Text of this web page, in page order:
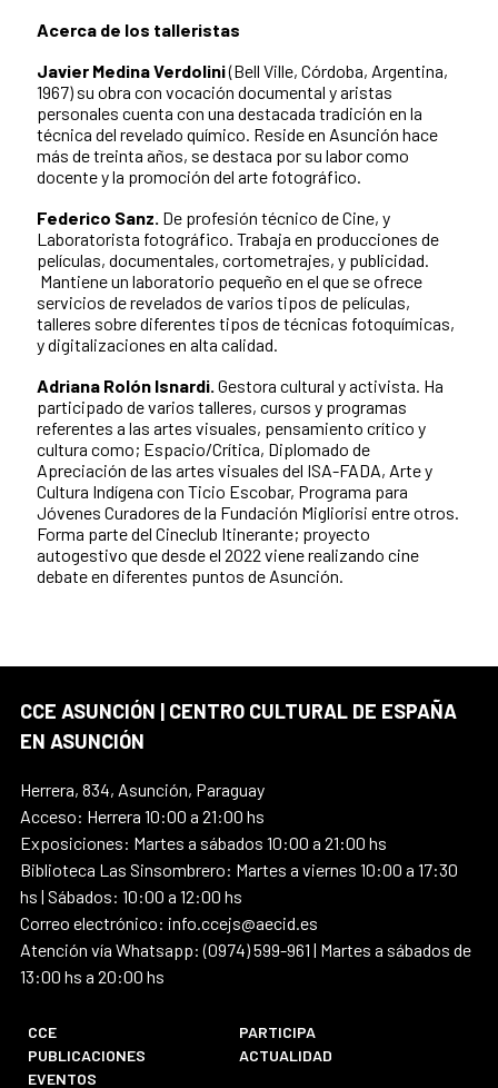
Acerca de los talleristas
Javier Medina Verdolini(Bell Ville, Córdoba, Argentina,
1967) su obra con vocación documental y aristas
personales cuenta con una destacada tradición en la
técnica del revelado químico. Reside en Asunción hace
más de treinta años, se destaca por su labor como
docente y la promoción del arte fotográfico.
Federico Sanz. De profesión técnico de Cine, y
Laboratorista fotográfico. Trabaja en producciones de
películas, documentales, cortometrajes, y publicidad.
Mantiene un laboratorio pequeño en el que se ofrece
servicios de revelados de varios tipos de películas,
talleres sobre diferentes tipos de técnicas fotoquímicas,
y digitalizaciones en alta calidad.
Adriana Rolón Isnardi. Gestora cultural y activista. Ha
participado de varios talleres, cursos y programas
referentes a las artes visuales, pensamiento crítico y
cultura como; Espacio/Crítica, Diplomado de
Apreciación de las artes visuales del ISA-FADA, Arte y
Cultura Indígena con Ticio Escobar, Programa para
Jóvenes Curadores de la Fundación Migliorisi entre otros.
Forma parte del Cineclub Itinerante; proyecto
autogestivo que desde el 2022 viene realizando cine
debate en diferentes puntos de Asunción.
CCE ASUNCIÓN | CENTRO CULTURAL DE ESPAÑA
EN ASUNCIÓN
Herrera, 834, Asunción, Paraguay
Acceso: Herrera 10:00 a 21:00 hs
Exposiciones: Martes a sábados 10:00 a 21:00 hs
Biblioteca Las Sinsombrero: Martes a viernes 10:00 a 17:30
hs | Sábados: 10:00 a 12:00 hs
Correo electrónico: info.ccejs@aecid.es
Atención vía Whatsapp: (0974) 599-961 | Martes a sábados de
13:00 hs a 20:00 hs
CCE
PARTICIPA
PUBLICACIONES
ACTUALIDAD
EVENTOS